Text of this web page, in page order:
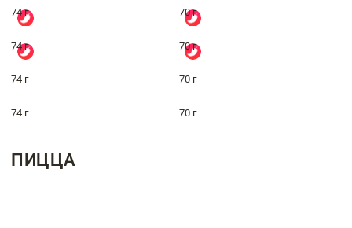
74 г 70 г
74 г 70 г
74 г 70 г
74 г 70 г
ПИЦЦА